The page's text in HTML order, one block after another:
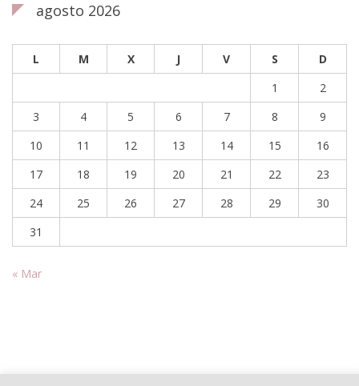
agosto 2026
L M X J V S
D
1
2
3
4 5 6 7 8
9
10
11 12 13 14 15
16
17
18 19 20 21 22
23
24
25 26 27 28 29
30
31
« Mar